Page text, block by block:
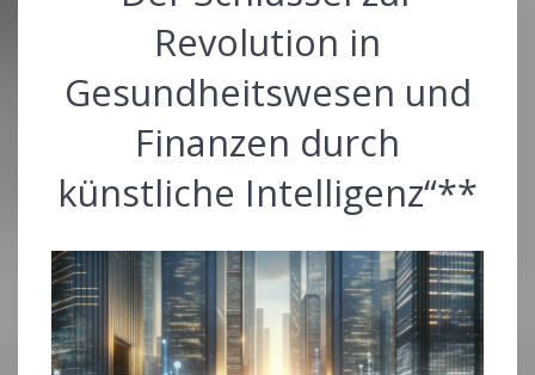
Revolution in
Gesundheitswesen und
Finanzen durch
künstliche Intelligenz“**